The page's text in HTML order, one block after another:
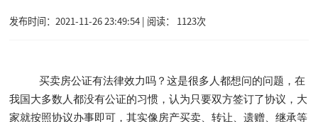
发布时间：2021-11-26 23:49:54 | 阅读： 1123次
买卖房公证有法律效力吗？这是很多人都想问的问题，在
我国大多数人都没有公证的习惯，认为只要双方签订了协议，大
家就按照协议办事即可，其实像房产买卖、转让、遗赠、继承等